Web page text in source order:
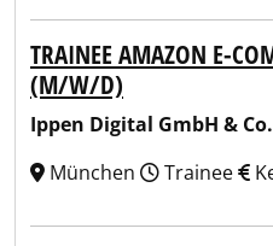
TRAINEE AMAZON E-
(M/W/D)
Ippen Digital GmbH &
München
Trainee